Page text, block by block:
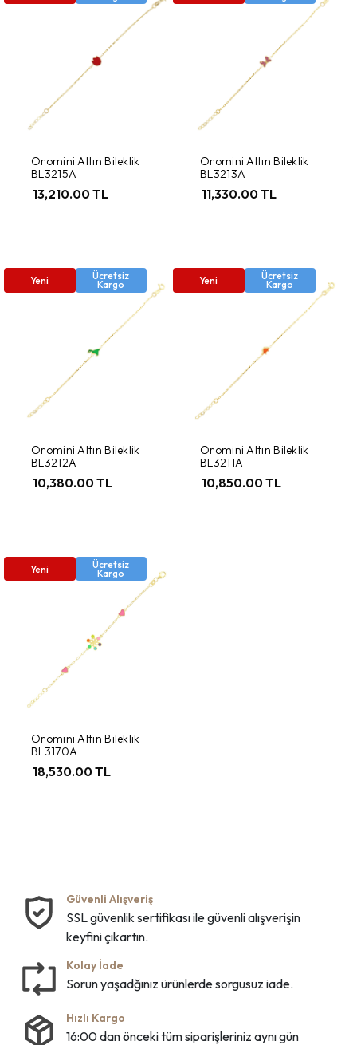
Oromini Altın Bileklik
BL3215A
13,210.00 TL
Oromini Altın Bileklik
BL3213A
11,330.00 TL
Yeni Ücretsiz
Kargo
Oromini Altın Bileklik
BL3212A
10,380.00 TL
Yeni Ücretsiz
Kargo
Oromini Altın Bileklik
BL3211A
10,850.00 TL
Yeni Ücretsiz
Kargo
Oromini Altın Bileklik
BL3170A
18,530.00 TL
Güvenli Alışveriş
SSL güvenlik sertifikası ile güvenli alışverişin
keyfini çıkartın.
Kolay İade
Sorun yaşadğınız ürünlerde sorgusuz iade.
Hızlı Kargo
16:00 dan önceki tüm siparişleriniz aynı gün